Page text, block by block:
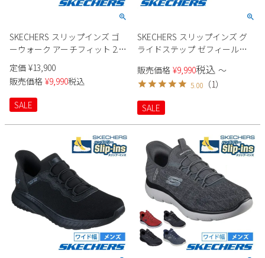
SKECHERS スリップインズ ゴ
ーウォーク アーチフィット 2.0
シアード 216650 メンズ
定価 ¥13,900
販売価格 ¥9,990税込
SALE
SKECHERS スリップインズ グ
ライドステップ ゼフィール
販売価格 ¥9,990税込 〜
5.00 （1）
SALE